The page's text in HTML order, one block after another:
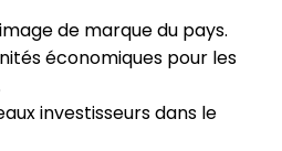
de marque du pays.
économiques pour les
investisseurs dans le